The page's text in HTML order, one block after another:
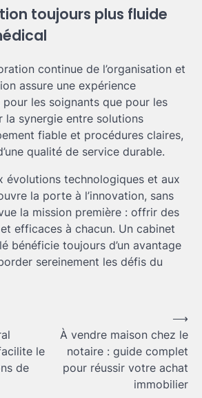
toujours plus fluide
continue de l’organisation et
assure une expérience
pour les soignants que pour les
la synergie entre solutions
fiable et procédures claires,
qualité de service durable.
évolutions technologiques et aux
la porte à l’innovation, sans
la mission première : offrir des
efficaces à chacun. Un cabinet
bénéficie toujours d’un avantage
sereinement les défis du
le
de
À vendre maison chez le
notaire : guide complet
pour réussir votre achat
immobilier
⟶